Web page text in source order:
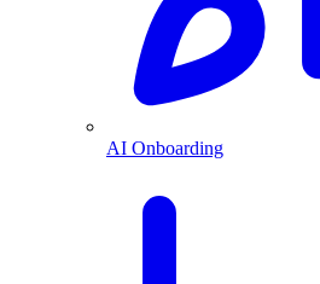
AI Onboarding